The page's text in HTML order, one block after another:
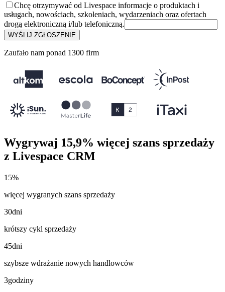
Chcę otrzymywać od Livespace informacje o produktach i
usługach, nowościach, szkoleniach, wydarzeniach oraz ofertach
drogą elektroniczną i/lub telefoniczną.
WYŚLIJ ZGŁOSZENIE
Zaufało nam ponad 1300 firm
Wygrywaj 15,9% więcej szans sprzedaży
z Livespace CRM
15%
więcej wygranych szans sprzedaży
30dni
krótszy cykl sprzedaży
45dni
szybsze wdrażanie nowych handlowców
3godziny